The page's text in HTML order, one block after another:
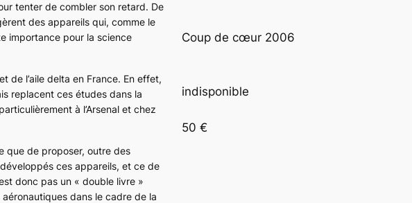
tenter de combler son retard. De
des appareils qui, comme le
importance pour la science
de l’aile delta en France. En effet,
replacent ces études dans la
à l’Arsenal et chez
que de proposer, outre des
ces appareils, et ce de
donc pas un « double livre »
dans le cadre de la
Coup de cœur 2006
indisponible
50 €